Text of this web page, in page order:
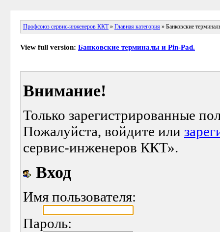
Профсоюз сервис-инженеров ККТ» Главная категория » Банковские
View full version: Банковские терминалы и Pin-Pad.
Внимание!
Только зарегистрированные
Пожалуйста, войдите или
сервис-инженеров ККТ».
Вход
Имя пользователя:
Пароль: